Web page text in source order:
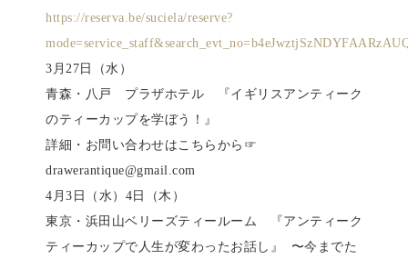
https://reserva.be/suciela/reserve?
3月27日（水）
青森・八戸 プラザホテル 『イギリスアンティーク
のティーカップを学ぼう！』
詳細・お問い合わせはこちらから☞
drawerantique@gmail.com
4月3日（水）4日（木）
東京・浜田山ベリーズティールーム 『アンティーク
ティーカップで人生が変わったお話し』 〜今までた